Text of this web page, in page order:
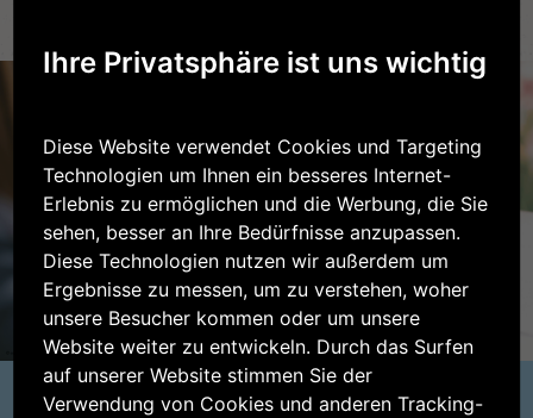
Ihre Privatsphäre ist uns wichtig
Diese Website verwendet Cookies und Targeting
Technologien um Ihnen ein besseres Internet-
Erlebnis zu ermöglichen und die Werbung, die Sie
sehen, besser an Ihre Bedürfnisse anzupassen.
Diese Technologien nutzen wir außerdem um
Ergebnisse zu messen, um zu verstehen, woher
unsere Besucher kommen oder um unsere
Website weiter zu entwickeln. Durch das Surfen
auf unserer Website stimmen Sie der
Verwendung von Cookies und anderen Tracking-